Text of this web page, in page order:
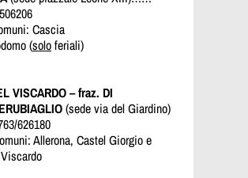
Cascia
(soloferiali)
VISCARDO – fraz. DI
(sede via del Giardino)
626180
Allerona, Castel Giorgio e